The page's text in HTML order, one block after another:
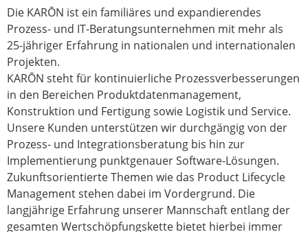
Die KARŌN ist ein familiäres und expandierendes
Prozess- und IT-Beratungsunternehmen mit mehr als
25-jähriger Erfahrung in nationalen und internationalen
Projekten.
KARŌN steht für kontinuierliche Prozessverbesserungen
in den Bereichen Produktdatenmanagement,
Konstruktion und Fertigung sowie Logistik und Service.
Unsere Kunden unterstützen wir durchgängig von der
Prozess- und Integrationsberatung bis hin zur
Implementierung punktgenauer Software-Lösungen.
Zukunftsorientierte Themen wie das Product Lifecycle
Management stehen dabei im Vordergrund. Die
langjährige Erfahrung unserer Mannschaft entlang der
gesamten Wertschöpfungskette bietet hierbei immer